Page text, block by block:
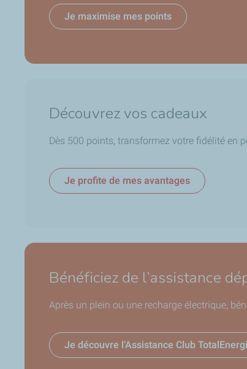
Je maximise mes points
Découvrez vos cadeaux
Dès 500 points, transformez votre fidélité en
Je profite de mes avantages
Bénéficiez de l’assistance
Après un plein ou une recharge électrique,
Je découvre l’Assistance Club